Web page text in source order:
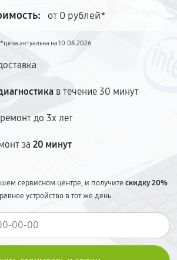
от 0 рублей*
*цена актуальна на 10.08.2026
в течение 30 минут
до 3х лет
за 20 минут
сервисном центре, и получитескидку 20%
устройство в тот же день